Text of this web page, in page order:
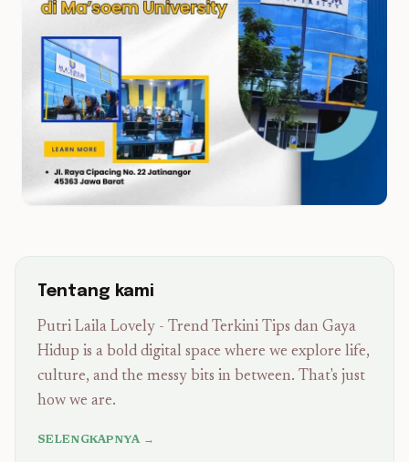
Tentang kami
Putri Laila Lovely - Trend Terkini Tips dan Gaya
Hidup is a bold digital space where we explore life,
culture, and the messy bits in between. That's just
how we are.
SELENGKAPNYA →